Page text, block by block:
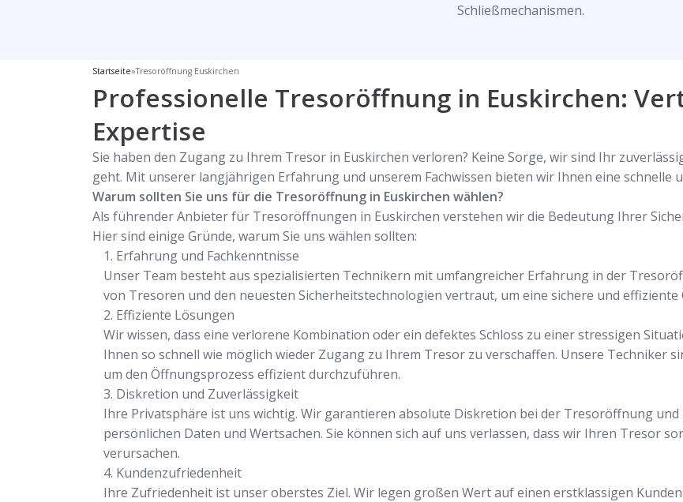
Schließmechanismen.
Startseite»Tresoröffnung Euskirchen
Professionelle Tresoröffnung in Euskirchen:
Expertise
Sie haben den Zugang zu Ihrem Tresor in Euskirchen verloren? Keine Sorge, wir sind Ihr
geht. Mit unserer langjährigen Erfahrung und unserem Fachwissen bieten wir Ihnen eine schnelle
Warum sollten Sie uns für die Tresoröffnung in Euskirchen wählen?
Als führender Anbieter für Tresoröffnungen in Euskirchen verstehen wir die Bedeutung Ihrer
Hier sind einige Gründe, warum Sie uns wählen sollten:
Erfahrung und Fachkenntnisse
Unser Team besteht aus spezialisierten Technikern mit umfangreicher Erfahrung in der
von Tresoren und den neuesten Sicherheitstechnologien vertraut, um eine sichere und
Effiziente Lösungen
Wir wissen, dass eine verlorene Kombination oder ein defektes Schloss zu einer stressigen
Ihnen so schnell wie möglich wieder Zugang zu Ihrem Tresor zu verschaffen. Unsere Techniker
um den Öffnungsprozess effizient durchzuführen.
Diskretion und Zuverlässigkeit
Ihre Privatsphäre ist uns wichtig. Wir garantieren absolute Diskretion bei der Tresoröffnung
persönlichen Daten und Wertsachen. Sie können sich auf uns verlassen, dass wir Ihren Tresor
verursachen.
Kundenzufriedenheit
Ihre Zufriedenheit ist unser oberstes Ziel. Wir legen großen Wert auf einen erstklassigen